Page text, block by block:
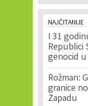
NAJČITANIJE
I 31
Republici
genocid
Rožman:
granice
Zapadu